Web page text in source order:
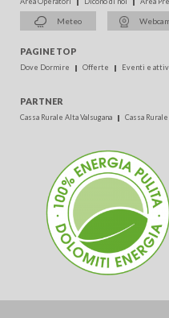
Meteo
PAGINE TOP
Dove Dormire Offerte Eventi e
PARTNER
Cassa Rurale Alta Valsugana Cassa